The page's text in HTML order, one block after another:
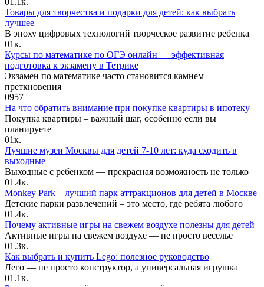
Товары для творчества и подарки для детей: как выбрать
лучшее
В эпоху цифровых технологий творческое развитие ребенка
01к.
Курсы по математике по ОГЭ онлайн — эффективная
подготовка к экзамену в Тетрике
Экзамен по математике часто становится камнем
преткновения
0957
На что обратить внимание при покупке квартиры в ипотеку
Покупка квартиры – важный шаг, особенно если вы
планируете
01к.
Лучшие музеи Москвы для детей 7-10 лет: куда сходить в
выходные
Выходные с ребенком — прекрасная возможность не только
01.4к.
Monkey Park – лучший парк аттракционов для детей в Москве
Детские парки развлечений – это место, где ребята любого
01.4к.
Почему активные игры на свежем воздухе полезны для детей
Активные игры на свежем воздухе — не просто веселье
01.3к.
Как выбрать и купить Lego: полезное руководство
Лего — не просто конструктор, а универсальная игрушка
01.1к.